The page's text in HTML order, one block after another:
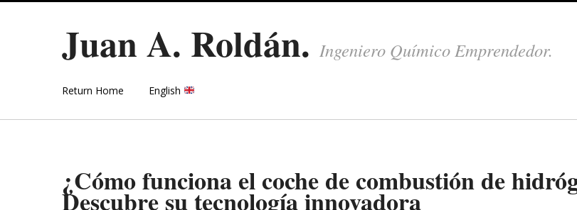
Juan A. Roldán. Ingeniero Químico Emprendedor.
Return Home English
¿Cómo funciona el coche de combustión de
Descubre su tecnología innovadora